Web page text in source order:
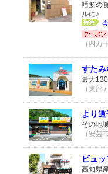
幡多の
ルに♪
（四万
すた
最大
（東部
より
その地
（安芸
ビュ
高知県